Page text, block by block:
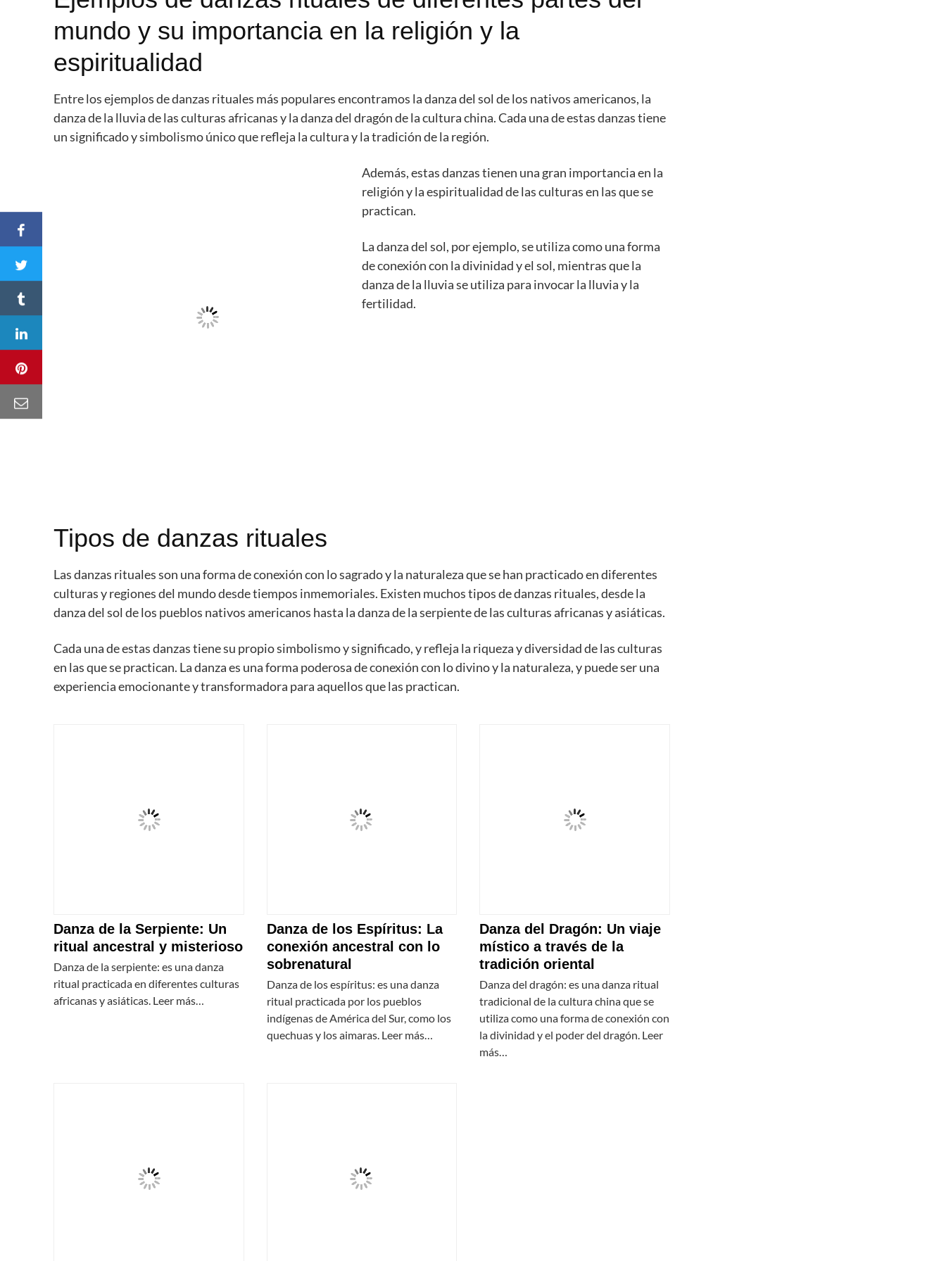
mundo y su importancia en la religión y la
espiritualidad
Entre los ejemplos de danzas rituales más populares encontramos la danza del sol de los nativos americanos, la
danza de la lluvia de las culturas africanas y la danza del dragón de la cultura china. Cada una de estas danzas tiene
un significado y simbolismo único que refleja la cultura y la tradición de la región.
Además, estas danzas tienen una gran importancia en la
religión y la espiritualidad de las culturas en las que se
practican.
La danza del sol, por ejemplo, se utiliza como una forma
de conexión con la divinidad y el sol, mientras que la
danza de la lluvia se utiliza para invocar la lluvia y la
fertilidad.
Tipos de danzas rituales
Las danzas rituales son una forma de conexión con lo sagrado y la naturaleza que se han practicado en diferentes
culturas y regiones del mundo desde tiempos inmemoriales. Existen muchos tipos de danzas rituales, desde la
danza del sol de los pueblos nativos americanos hasta la danza de la serpiente de las culturas africanas y asiáticas.
Cada una de estas danzas tiene su propio simbolismo y significado, y refleja la riqueza y diversidad de las culturas
en las que se practican. La danza es una forma poderosa de conexión con lo divino y la naturaleza, y puede ser una
experiencia emocionante y transformadora para aquellos que las practican.
Danza de la Serpiente: Un
ritual ancestral y misterioso
Danza de la serpiente: es una danza
ritual practicada en diferentes culturas
africanas y asiáticas. Leer más…
Danza de los Espíritus: La
conexión ancestral con lo
sobrenatural
Danza de los espíritus: es una danza
ritual practicada por los pueblos
indígenas de América del Sur, como los
quechuas y los aimaras. Leer más…
Danza del Dragón: Un viaje
místico a través de la
tradición oriental
Danza del dragón: es una danza ritual
tradicional de la cultura china que se
utiliza como una forma de conexión con
la divinidad y el poder del dragón. Leer
más…